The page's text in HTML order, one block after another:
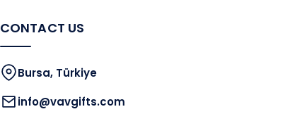
CONTACT US
Bursa, Türkiye
info@vavgifts.com